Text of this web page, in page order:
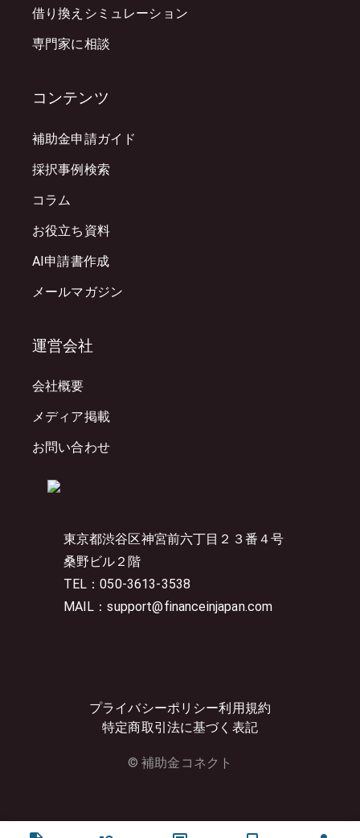
東京都渋谷区神宮前六丁目２３番４号
桑野ビル２階
TEL：050-3613-3538
MAIL：support@financeinjapan.com
プライバシーポリシー利用規約
特定商取引法に基づく表記
© 補助金コネクト
借り換えシミュレーション
専門家に相談
コンテンツ
補助金申請ガイド
採択事例検索
コラム
お役立ち資料
AI申請書作成
メールマガジン
運営会社
会社概要
メディア掲載
お問い合わせ